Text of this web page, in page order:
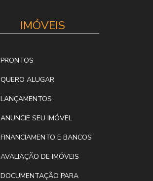
IMÓVEIS
PRONTOS
QUERO ALUGAR
LANÇAMENTOS
ANUNCIE SEU IMÓVEL
FINANCIAMENTO E BANCOS
AVALIAÇÃO DE IMÓVEIS
DOCUMENTAÇÃO PARA